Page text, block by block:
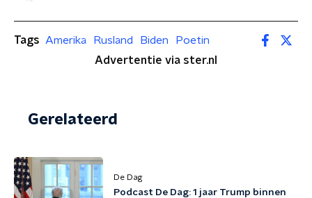
Tags Amerika Rusland Biden
Poetin
Advertentie via ster.nl
Gerelateerd
De Dag
Podcast De Dag: 1 jaar Trump binnen